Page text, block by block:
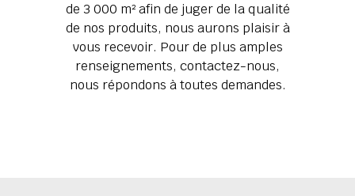
de 3 000 m² afin de juger de la qualité
de nos produits, nous aurons plaisir à
vous recevoir. Pour de plus amples
renseignements, contactez-nous,
nous répondons à toutes demandes.